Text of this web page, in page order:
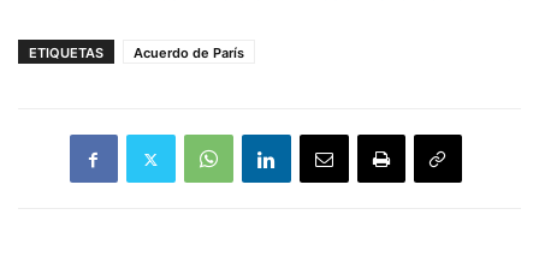
ETIQUETAS Acuerdo de París